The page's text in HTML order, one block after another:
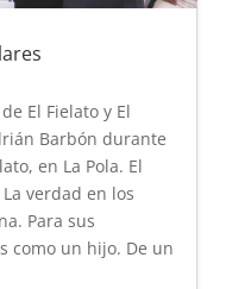
El Fielato y El
Barbón durante
en La Pola. El
verdad en los
Para sus
como un hijo. De un